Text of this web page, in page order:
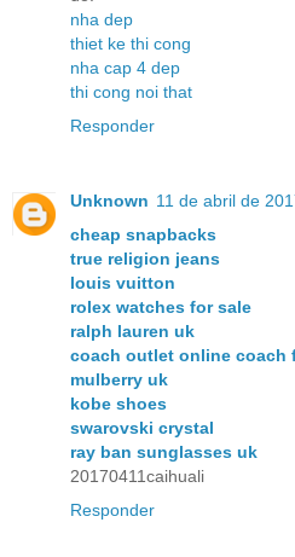
nha dep
thiet ke thi cong
nha cap 4 dep
thi cong noi that
Responder
Unknown 11 de abril de
cheap snapbacks
true religion jeans
louis vuitton
rolex watches for sale
ralph lauren uk
coach outlet online coach
mulberry uk
kobe shoes
swarovski crystal
ray ban sunglasses uk
20170411caihuali
Responder